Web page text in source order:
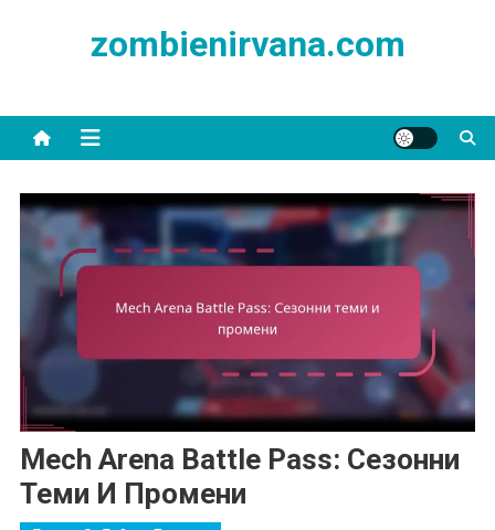
zombienirvana.com
Mech Arena Battle Pass: Сезонни
Теми И Промени